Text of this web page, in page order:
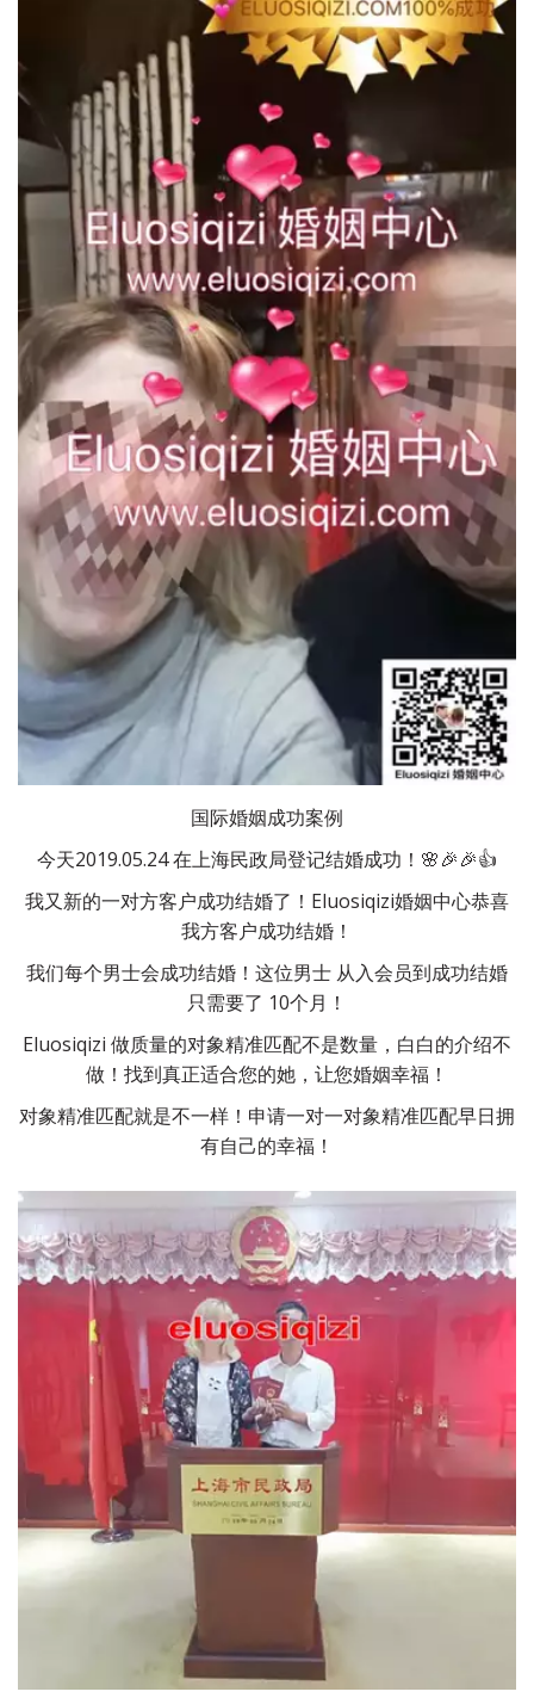
国际婚姻成功案例
今天2019.05.24 在上海民政局登记结婚成功！🌸🎉🎉👍
我又新的一对方客户成功结婚了！Eluosiqizi婚姻中心恭喜
我方客户成功结婚！
我们每个男士会成功结婚！这位男士 从入会员到成功结婚
只需要了 10个月！
Eluosiqizi 做质量的对象精准匹配不是数量，白白的介绍不
做！找到真正适合您的她，让您婚姻幸福！
对象精准匹配就是不一样！申请一对一对象精准匹配早日拥
有自己的幸福！